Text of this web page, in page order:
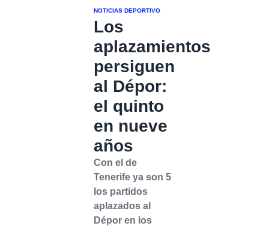
NOTICIAS DEPORTIVO
Los
aplazamientos
persiguen
al Dépor:
el quinto
en nueve
años
Con el de
Tenerife ya son 5
los partidos
aplazados al
Dépor en los